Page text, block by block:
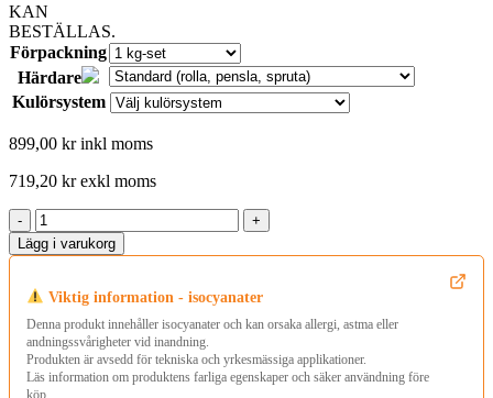
Förpackning
Härdare
Kulörsystem
899,00 krinkl moms
719,20 krexkl moms
-
Double
Coat
Matt
-
2K
matt
topplack
utan
+
Lägg i varukorg
Alternative:
Viktig information - isocyanater
Denna produkt innehåller isocyanater och kan orsaka allergi, astma eller
andningssvårigheter vid inandning.
Produkten är avsedd för tekniska och yrkesmässiga applikationer.
Läs information om produktens farliga egenskaper och säker användning före
köp.